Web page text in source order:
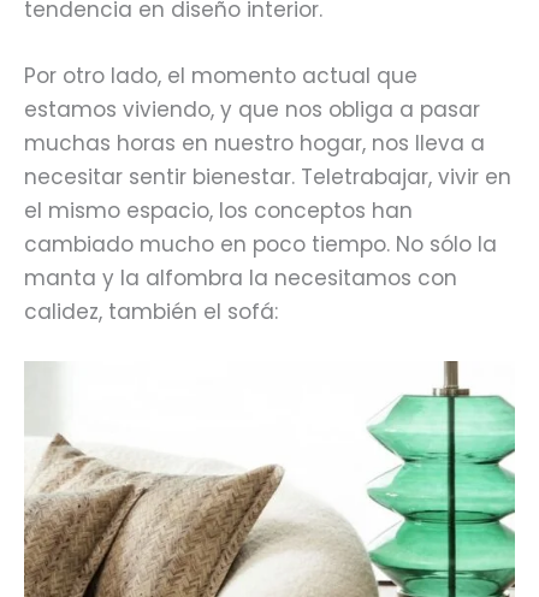
tendencia en diseño interior.
Por otro lado, el momento actual que
estamos viviendo, y que nos obliga a pasar
muchas horas en nuestro hogar, nos lleva a
necesitar sentir bienestar. Teletrabajar, vivir en
el mismo espacio, los conceptos han
cambiado mucho en poco tiempo. No sólo la
manta y la alfombra la necesitamos con
calidez, también el sofá: